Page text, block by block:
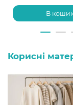
В
Корисні